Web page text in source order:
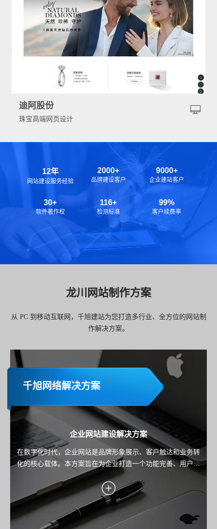
迪阿股份
珠宝高端网页设计
12年
网站建设服务经验
2000+
品牌建设客户
9000+
企业建站客户
30+
软件著作权
116+
检测标准
99%
客户续费率
龙川网站制作方案
从 PC 到移动互联网，千旭建站为您打造多行业、全方位的网站制
作解决方案。
千旭网络解决方案
企业网站建设解决方案
在数字化时代，企业网站是品牌形象展示、客户触达和业务转
化的核心载体。本方案旨在为企业打造一个功能完善、用户体
验优秀且具备市场竞争力的网站，助力企业实现品牌传播、用
户服务与业务增长的目标。